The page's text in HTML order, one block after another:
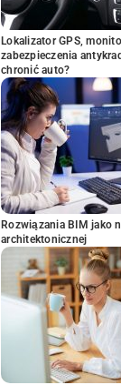
Lokalizator GPS,
zabezpieczenia
chronić auto?
Rozwiązania BIM jako
architektonicznej